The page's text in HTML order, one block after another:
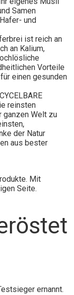
Samen
und
ist reich an
an Kalium,
Vorteile
einen gesunden
reinsten
ganzen Welt zu
der Natur
aus bester
Mit
Seite.
ernannt.